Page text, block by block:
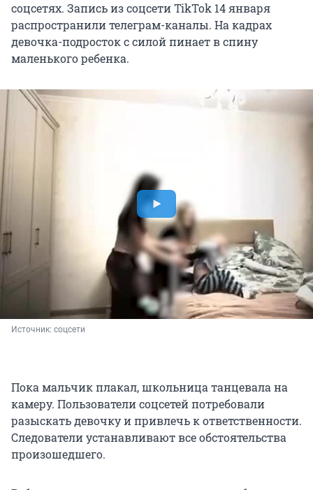
соцсетях. Запись из соцсети TikTok 14 января
распространили телеграм-каналы. На кадрах
девочка-подросток с силой пинает в спину
маленького ребенка.
Источник: соцсети
Пока мальчик плакал, школьница танцевала на
камеру. Пользователи соцсетей потребовали
разыскать девочку и привлечь к ответственности.
Следователи устанавливают все обстоятельства
произошедшего.